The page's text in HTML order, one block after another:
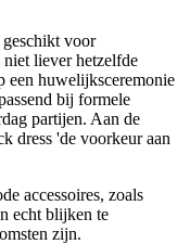
voor
niet liever hetzelfde
een huwelijksceremonie
bij formele
partijen. Aan de
dress 'de voorkeur aan
accessoires, zoals
echt blijken te
zijn.